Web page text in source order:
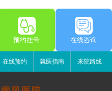
预约挂号 在线咨询
在线预约 就医指南 来院路线